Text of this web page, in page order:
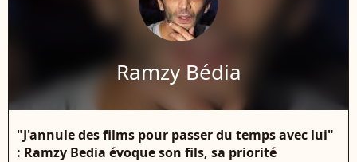
Ramzy Bédia
"J'annule des films pour passer du temps avec lui"
: Ramzy Bedia évoque son fils, sa priorité